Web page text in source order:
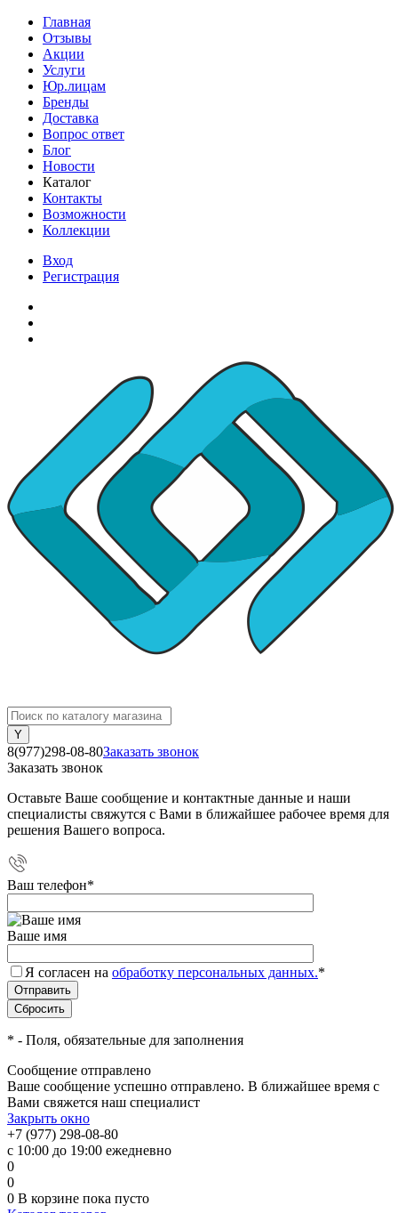
Главная
Отзывы
Акции
Услуги
Юр.лицам
Бренды
Доставка
Вопрос ответ
Блог
Новости
Каталог
Контакты
Возможности
Коллекции
Вход
Регистрация
8(977)298-08-80Заказать звонок
Заказать звонок
Оставьте Ваше сообщение и контактные данные и наши
специалисты свяжутся с Вами в ближайшее рабочее время для
решения Вашего вопроса.
Ваш телефон*
Ваше имя
Я согласен на обработку персональных данных.*
* - Поля, обязательные для заполнения
Сообщение отправлено
Ваше сообщение успешно отправлено. В ближайшее время с
Вами свяжется наш специалист
Закрыть окно
+7 (977) 298-08-80
с 10:00 до 19:00 ежедневно
0
0
0 В корзине пока пусто